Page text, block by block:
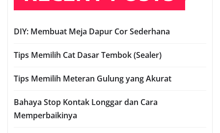
DIY: Membuat Meja Dapur Cor Sederhana
Tips Memilih Cat Dasar Tembok (Sealer)
Tips Memilih Meteran Gulung yang Akurat
Bahaya Stop Kontak Longgar dan Cara
Memperbaikinya